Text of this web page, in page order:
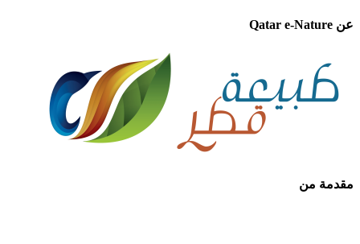
عن Qatar e-Nature
مقدمة من